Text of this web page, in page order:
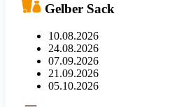
Gelber Sack
10.08.2026
24.08.2026
07.09.2026
21.09.2026
05.10.2026